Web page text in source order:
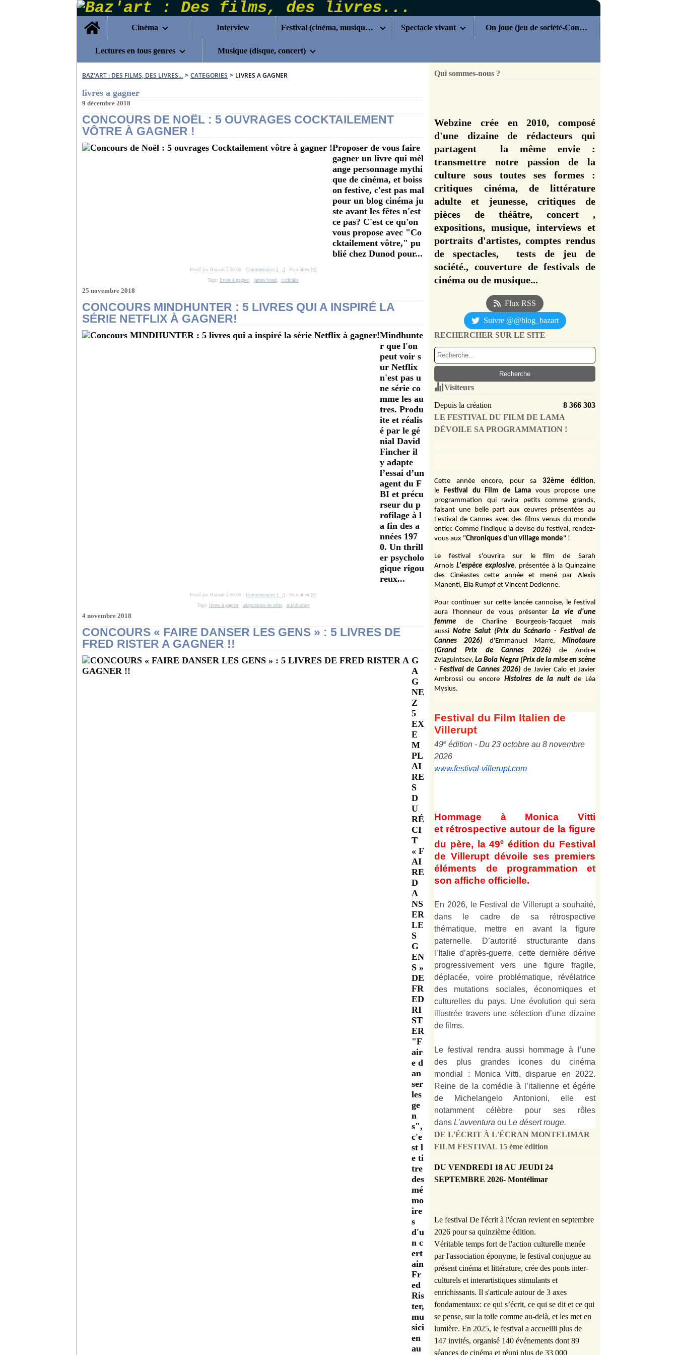
Home
Cinéma
Interview Festival (cinéma, musique...) Spectacle vivant On joue (jeu de société-Concours)
Lectures en tous genres Musique (disque, concert)
BAZ'ART : DES FILMS, DES LIVRES... > CATEGORIES > LIVRES A GAGNER
livres a gagner
9 décembre 2018
CONCOURS DE NOËL : 5 OUVRAGES COCKTAILEMENT
VÔTRE À GAGNER !
Proposer de vous faire
gagner un livre qui mél
ange personnage mythi
que de cinéma, et boiss
on festive, c'est pas mal
pour un blog cinéma ju
ste avant les fêtes n'est
ce pas? C'est ce qu'on
vous propose avec "Co
cktailement vôtre," pu
blié chez Dunod pour...
Posté par Bazaart à 06:00 -Commentaires [ …] - Permalien [#]
Tags:livres à gagner james bond ,cocktails
25 novembre 2018
CONCOURS MINDHUNTER : 5 LIVRES QUI A INSPIRÉ LA
SÉRIE NETFLIX À GAGNER!
Mindhunte
r que l'on
peut voir s
ur Netflix
n'est pas u
ne série co
mme les au
tres. Produ
ite et réalis
é par le gé
nial David
Fincher il
y adapte
l’essai d’un
agent du F
BI et précu
rseur du p
rofilage à l
a fin des a
nnées 197
0. Un thrill
er psycholo
gique rigou
reux...
Posté par Bazaart à 06:00 -Commentaires [ …] - Permalien [#]
Tags: livres à gagner, adaptations de série, mindhunter
4 novembre 2018
CONCOURS « FAIRE DANSER LES GENS » : 5 LIVRES DE
FRED RISTER A GAGNER !!
G
A
G
NE
Z
5
EX
E
M
PL
AI
RE
S
D
U
RÉ
CI
T
« F
AI
RE
D
A
NS
ER
LE
S
G
EN
S »
DE
FR
ED
RI
ST
ER
"F
air
e d
an
ser
les
ge
n
s",
c'e
st l
e ti
tre
des
mé
mo
ire
s
d'u
n c
ert
ain
Fr
ed
Ris
ter,
mu
sici
en
au
Qui sommes-nous ?
Webzine crée en 2010, composé
d'une dizaine de rédacteurs qui
partagent la même envie :
transmettre notre passion de la
culture sous toutes ses formes :
critiques cinéma, de littérature
adulte et jeunesse, critiques de
pièces de théâtre, concert ,
expositions, musique, interviews et
portraits d'artistes, comptes rendus
de spectacles, tests de jeu de
société., couverture de festivals de
cinéma ou de musique...
Flux RSS
Suivre @@blog_bazart
RECHERCHER SUR LE SITE
Visiteurs
Depuis la création
8 366 303
LE FESTIVAL DU FILM DE LAMA
DÉVOILE SA PROGRAMMATION !
Cette année encore, pour sa 32ème édition,
le Festival du Film de Lama vous propose une
programmation qui ravira petits comme grands,
faisant une belle part aux œuvres présentées au
Festival de Cannes avec des films venus du monde
entier. Comme l'indique la devise du festival, rendez-
vous aux "Chroniques d'un village monde" !
Le festival s'ouvrira sur le film de Sarah
Arnols L'espèce explosive, présentée à la Quinzaine
des Cinéastes cette année et mené par Alexis
Manenti, Ella Rumpf et Vincent Dedienne.
Pour continuer sur cette lancée cannoise, le festival
aura l'honneur de vous présenter
La vie d'une
femme
de Charline Bourgeois-Tacquet
mais
aussi Notre Salut (Prix du Scénario - Festival de
Cannes 2026)
d'Emmanuel Marre,
Minotaure
(Grand Prix de Cannes 2026)
de Andreï
Zviaguintsev,La Bola Negra (Prix de la mise en scène
- Festival de Cannes 2026) de Javier Calo et Javier
Ambrossi ou encore Histoires de la nuit de Léa
Mysius.
Festival du Film Italien de
Villerupt
49e édition - Du 23 octobre au 8 novembre
2026
www.festival-villerupt.com
Hommage à Monica Vitti
et rétrospective autour de la figure
du père, la 49e édition du Festival
de Villerupt dévoile ses premiers
éléments de programmation et
son affiche officielle.
En 2026, le Festival de Villerupt a souhaité,
dans le cadre de sa rétrospective
thématique, mettre en avant la figure
paternelle. D’autorité structurante dans
l’Italie d’après-guerre, cette dernière dérive
progressivement vers une figure fragile,
déplacée, voire problématique, révélatrice
des mutations sociales, économiques et
culturelles du pays. Une évolution qui sera
illustrée travers une sélection d’une dizaine
de films.
Le festival rendra aussi hommage à l’une
des plus grandes icones du cinéma
mondial : Monica Vitti, disparue en 2022.
Reine de la comédie à l’italienne et égérie
de Michelangelo Antonioni, elle est
notamment célèbre pour ses rôles
dans L’avventura ou Le désert rouge.
DE L'ÉCRIT À L'ÉCRAN MONTELIMAR
FILM FESTIVAL 15 ème édition
DU VENDREDI 18 AU JEUDI 24
SEPTEMBRE 2026- Montélimar
Le festival De l'écrit à l'écran revient en septembre
2026 pour sa quinzième édition.
Véritable temps fort de l'action culturelle menée
par l'association éponyme, le festival conjugue au
présent cinéma et littérature, crée des ponts inter-
culturels et interartistiques stimulants et
enrichissants. Il s'articule autour de 3 axes
fondamentaux: ce qui s’écrit, ce qui se dit et ce qui
se pense, sur la toile comme au-delà, et les met en
lumière. En 2025, le festival a accueilli plus de
147 invités, organisé 140 événements dont 89
séances de cinéma et réuni plus de 33 000